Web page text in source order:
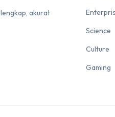
akurat
Science
Culture
Gaming